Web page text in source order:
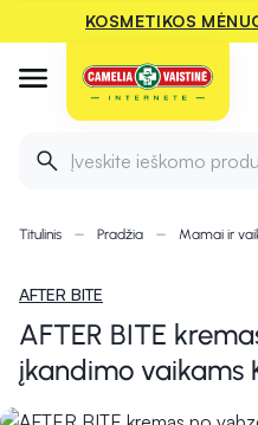
KOSMETIKOS
Įveskite ieškomo
Titulinis Pradžia Mamai ir
AFTER BITE
AFTER BITE
įkandimo vaikams